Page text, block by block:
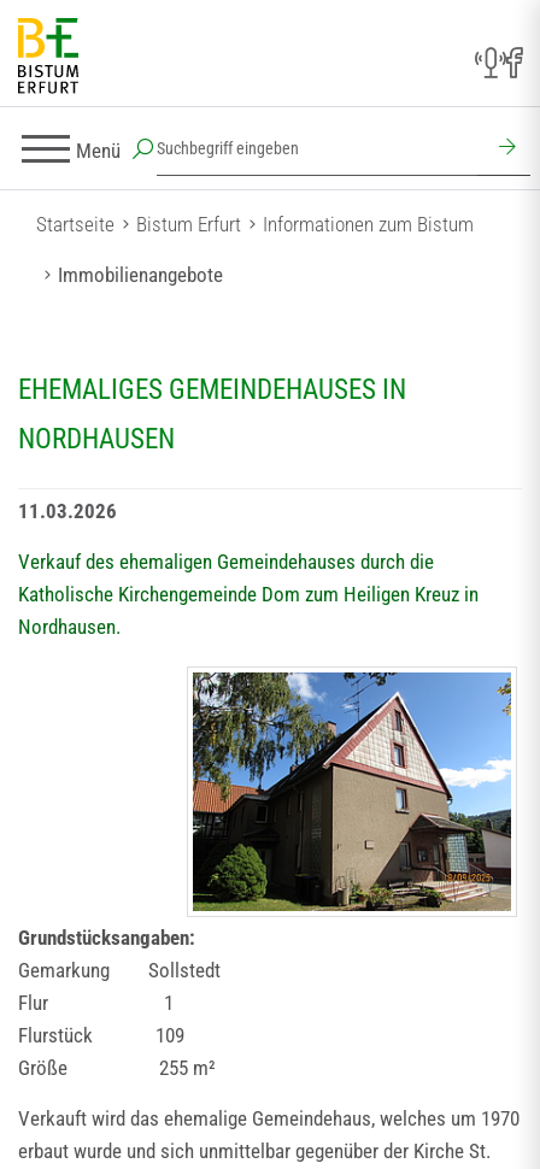
Menü
Startseite Bistum Erfurt Informationen zum Bistum
Immobilienangebote
EHEMALIGES GEMEINDEHAUSES IN
NORDHAUSEN
11.03.2026
Verkauf des ehemaligen Gemeindehauses durch die
Katholische Kirchengemeinde Dom zum Heiligen Kreuz in
Nordhausen.
Grundstücksangaben:
Gemarkung Sollstedt
Flur 1
Flurstück 109
Größe 255 m²
Verkauft wird das ehemalige Gemeindehaus, welches um 1970
erbaut wurde und sich unmittelbar gegenüber der Kirche St.